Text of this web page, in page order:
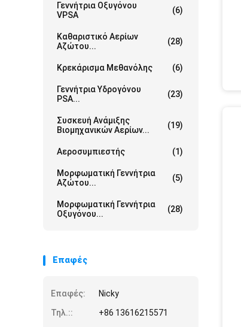
Γεννήτρια Οξυγόνου
VPSA
(6)
Καθαριστικό Αερίων
Αζώτου...
(28)
Κρεκάρισμα Μεθανόλης (6)
Γεννήτρια Υδρογόνου
PSA...
(23)
Συσκευή Ανάμιξης
Βιομηχανικών Αερίων...
(19)
Αεροσυμπιεστής (1)
Μορφωματική Γεννήτρια
Αζώτου...
(5)
Μορφωματική Γεννήτρια
Οξυγόνου...
(28)
Επαφές
Επαφές:
Nicky
Τηλ.::
+86 13616215571